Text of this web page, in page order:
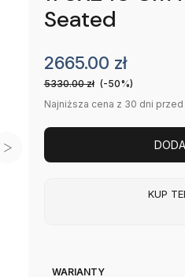
Seated
2665.00 zł
5330.00zł (-50%)
Najniższa cena z 30 dni
KUP
WARIANTY